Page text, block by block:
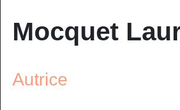
Mocquet
Autrice